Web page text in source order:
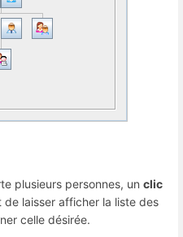
plusieurs personnes, un clic
de laisser afficher la liste des
celle désirée.